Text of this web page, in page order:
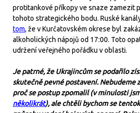
protitankové příkopy ve snaze zamezit
tohoto strategického bodu. Ruské
tom, že v Kurčatovském okrese byl
alkoholických nápojů od 17:00. Toto
udržení veřejného pořádku v oblasti.
Je patrné, že Ukrajincům se podařilo
skutečně pevné postavení. Nebudeme
proč se postup zpomalil (v minulosti
několikrát), ale chtěli bychom se